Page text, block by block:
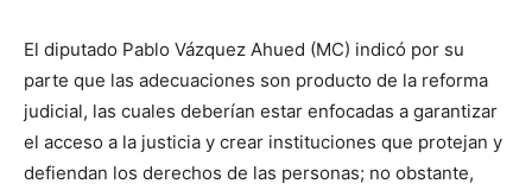
El diputado Pablo Vázquez Ahued (MC) indicó por su
parte que las adecuaciones son producto de la reforma
judicial, las cuales deberían estar enfocadas a garantizar
el acceso a la justicia y crear instituciones que protejan y
defiendan los derechos de las personas; no obstante,